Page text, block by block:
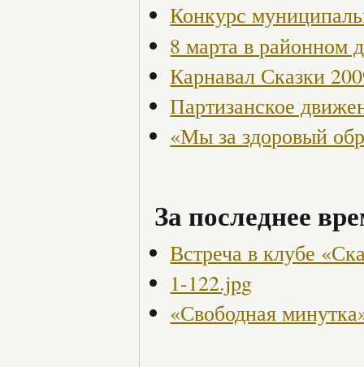
Конкурс
8 марта в районном
Карнавал Сказки
Партизанское
«Мы за здоровый
За последнее
Встреча в клубе
1-122.jpg
«Свободная